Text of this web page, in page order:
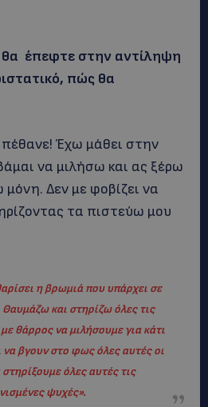
έπεφτε στην αντίληψη
πώς θα
Έχω μάθει στην
να μιλήσω και ας ξέρω
μόνη. Δεν με φοβίζει να
τα πιστεύω μου
η βρωμιά που υπάρχει σε
και στηρίζω όλες τις
θάρρος να μιλήσουμε για κάτι
βγουν στο φως όλες αυτές οι
στηρίξουμε όλες αυτές τις
ψυχές».